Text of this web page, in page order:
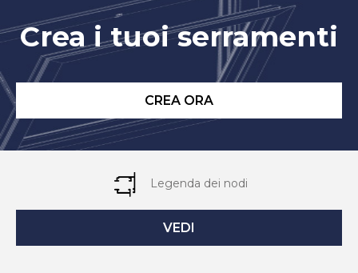
Crea i tuoi serramenti
CREA ORA
Legenda dei nodi
VEDI